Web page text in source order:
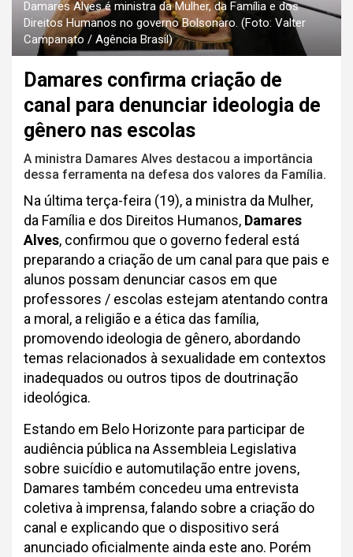
Damares Alves é ministra da Mulher, da Família e dos
Direitos Humanos no governo Bolsonaro. (Foto: Valter
Campanato / Agência Brasil)
Damares confirma criação de
canal para denunciar ideologia de
gênero nas escolas
A ministra Damares Alves destacou a importância
dessa ferramenta na defesa dos valores da Família.
Na última terça-feira (19), a ministra da Mulher,
da Família e dos Direitos Humanos, Damares
Alves, confirmou que o governo federal está
preparando a criação de um canal para que pais e
alunos possam denunciar casos em que
professores / escolas estejam atentando contra
a moral, a religião e a ética das família,
promovendo ideologia de gênero, abordando
temas relacionados à sexualidade em contextos
inadequados ou outros tipos de doutrinação
ideológica.
Estando em Belo Horizonte para participar de
audiência pública na Assembleia Legislativa
sobre suicídio e automutilação entre jovens,
Damares também concedeu uma entrevista
coletiva à imprensa, falando sobre a criação do
canal e explicando que o dispositivo será
anunciado oficialmente ainda este ano. Porém